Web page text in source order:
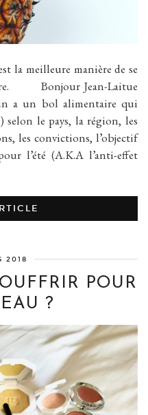
meilleure manière de se
Bonjour Jean-Laitue
a un bol alimentaire qui
selon le pays, la région, les
les convictions, l’objectif
l’été (A.K.A l’anti-effet
2018
POUR
?